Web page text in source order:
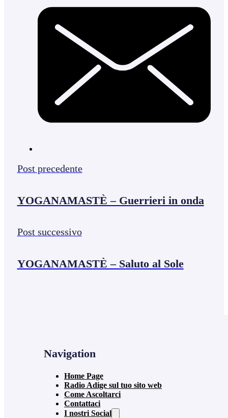
Post precedente
YOGANAMASTÈ – Guerrieri in onda
Post successivo
YOGANAMASTÈ – Saluto al Sole
Navigation
Home Page
Radio Adige sul tuo sito web
Come Ascoltarci
Contattaci
I nostri Social